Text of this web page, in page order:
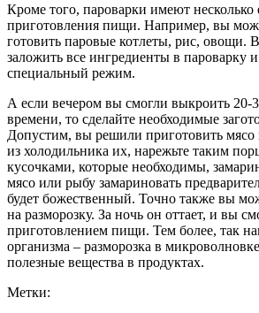
Кроме того, пароварки имеют несколько
приготовления пищи. Например, вы
готовить паровые котлеты, рис, овощи.
заложить все ингредиенты в пароварку
специальный режим.
А если вечером вы смогли выкроить 20-
времени, то сделайте необходимые
Допустим, вы решили приготовить мясо
из холодильника их, нарежьте таким
кусочками, которые необходимы,
мясо или рыбу замариновать
будет божественный. Точно также вы
на разморозку. За ночь он оттает, и вы
приготовлением пищи. Тем более, так
организма – разморозка в
полезные вещества в продуктах.
Метки: